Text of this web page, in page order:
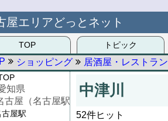
屋エリアどっとネット
TOP トピック
ショッピング 居酒屋・レストラン
中津川
52件ヒット
知県
古屋（名古屋駅/西区/中村区）
古屋駅